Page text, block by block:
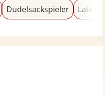
Dudelsackspieler